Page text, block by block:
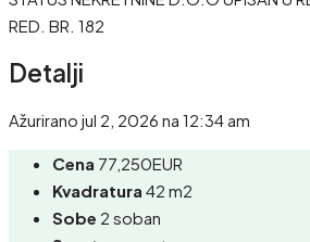
RED. BR. 182
Detalji
Ažurirano jul 2, 2026 na 12:34 am
Cena 77,250EUR
Kvadratura 42 m2
Sobe 2 soban